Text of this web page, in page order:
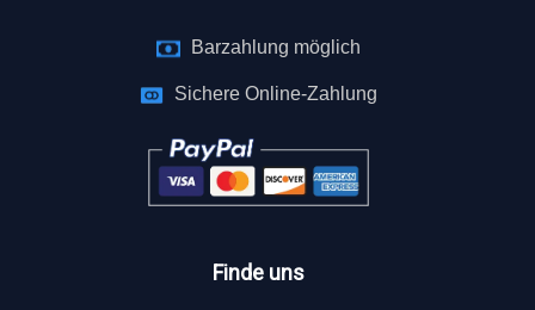
Barzahlung möglich
Sichere Online-Zahlung
Finde uns